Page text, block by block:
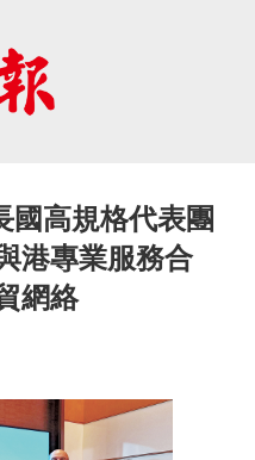
國高規格代表團
港專業服務合
網絡